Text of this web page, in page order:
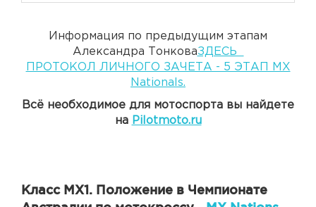
Информация по предыдущим этапам
Александра ТонковаЗДЕСЬ
ПРОТОКОЛ ЛИЧНОГО ЗАЧЕТА - 5 ЭТАП MX
Nationals.
Всё необходимое для мотоспорта вы найдете
на Pilotmoto.ru
Класс MX1. Положение в Чемпионате